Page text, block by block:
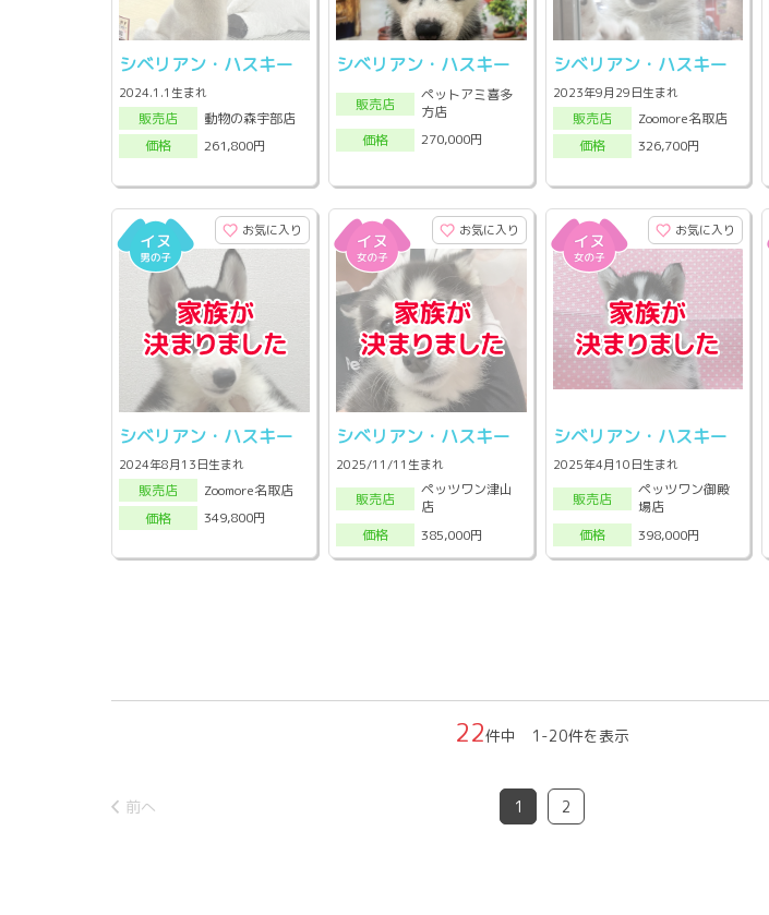
シベリアン・ハスキー
2024.1.1生まれ
販売店
動物の森宇部店
価格
261,800円
シベリアン・ハスキー
販売店
ペットアミ喜多
方店
価格
270,000円
シベリアン・ハスキー
2023年9月29日生まれ
販売店
Zoomore名取店
価格
326,700円
お気に入り
シベリアン・ハスキー
2024年8月13日生まれ
販売店
Zoomore名取店
価格
349,800円
お気に入り
シベリアン・ハスキー
2025/11/11生まれ
販売店
ペッツワン津山
店
価格
385,000円
お気に入り
シベリアン・ハスキー
2025年4月10日生まれ
販売店
ペッツワン御殿
場店
価格
398,000円
22件中 1-20件を表示
前へ 1 2